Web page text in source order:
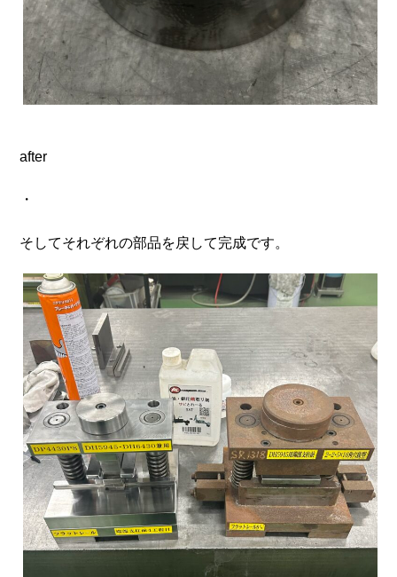
after
・
そしてそれぞれの部品を戻して完成です。